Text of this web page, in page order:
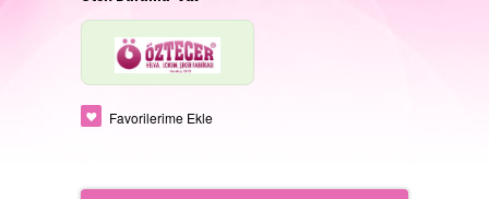
ÜRETIM ALANLARIMIZ
Favorilerime Ekle